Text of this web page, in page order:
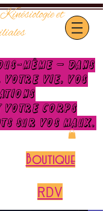
et
même — dans
vie, vos
VOTRE CORPS
SUR VOS MAUX.
Boutique
RDV